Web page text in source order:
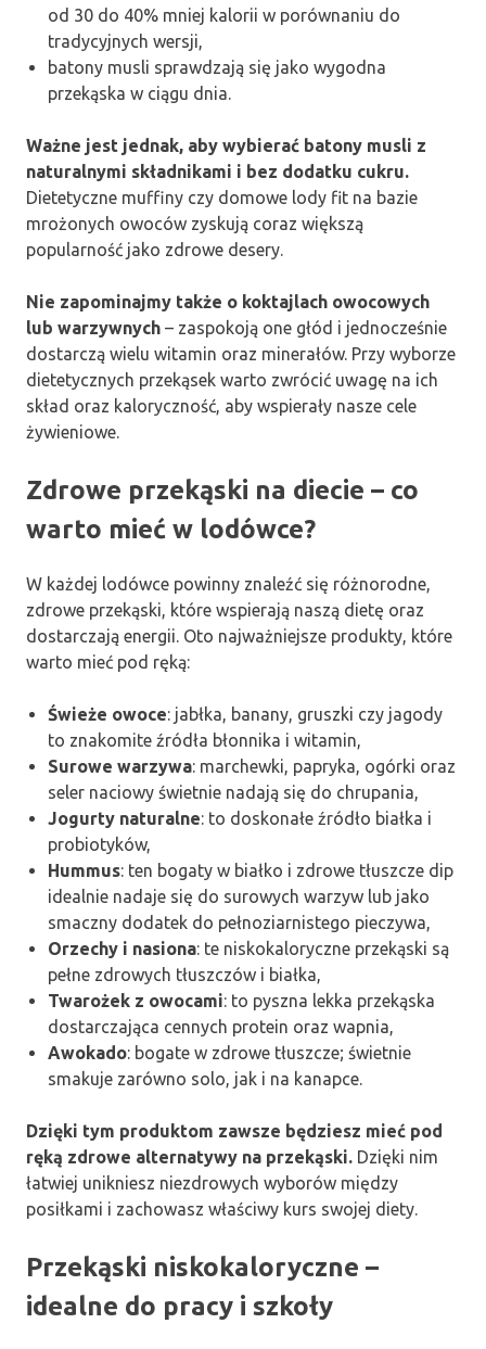
od 30 do 40% mniej kalorii w porównaniu do
tradycyjnych wersji,
batony musli sprawdzają się jako wygodna
przekąska w ciągu dnia.
Ważne jest jednak, aby wybierać batony musli z
naturalnymi składnikami i bez dodatku cukru.
Dietetyczne muffiny czy domowe lody fit na bazie
mrożonych owoców zyskują coraz większą
popularność jako zdrowe desery.
Nie zapominajmy także o koktajlach owocowych
lub warzywnych – zaspokoją one głód i jednocześnie
dostarczą wielu witamin oraz minerałów. Przy wyborze
dietetycznych przekąsek warto zwrócić uwagę na ich
skład oraz kaloryczność, aby wspierały nasze cele
żywieniowe.
Zdrowe przekąski na diecie – co
warto mieć w lodówce?
W każdej lodówce powinny znaleźć się różnorodne,
zdrowe przekąski, które wspierają naszą dietę oraz
dostarczają energii. Oto najważniejsze produkty, które
warto mieć pod ręką:
Świeże owoce: jabłka, banany, gruszki czy jagody
to znakomite źródła błonnika i witamin,
Surowe warzywa: marchewki, papryka, ogórki oraz
seler naciowy świetnie nadają się do chrupania,
Jogurty naturalne: to doskonałe źródło białka i
probiotyków,
Hummus: ten bogaty w białko i zdrowe tłuszcze dip
idealnie nadaje się do surowych warzyw lub jako
smaczny dodatek do pełnoziarnistego pieczywa,
Orzechy i nasiona: te niskokaloryczne przekąski są
pełne zdrowych tłuszczów i białka,
Twarożek z owocami: to pyszna lekka przekąska
dostarczająca cennych protein oraz wapnia,
Awokado: bogate w zdrowe tłuszcze; świetnie
smakuje zarówno solo, jak i na kanapce.
Dzięki tym produktom zawsze będziesz mieć pod
ręką zdrowe alternatywy na przekąski. Dzięki nim
łatwiej unikniesz niezdrowych wyborów między
posiłkami i zachowasz właściwy kurs swojej diety.
Przekąski niskokaloryczne –
idealne do pracy i szkoły